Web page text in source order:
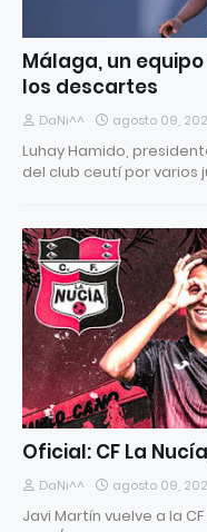
Málaga, un
los descartes
DaNi^^ agosto 09,
Luhay Hamido,
del club ceutí por varios
Oficial: CF La
DaNi^^ agosto 09,
Javi Martín vuelve a la